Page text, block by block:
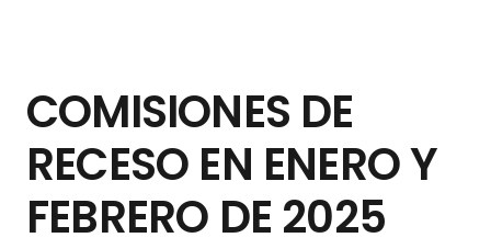
COMISIONES DE
RECESO EN ENERO Y
FEBRERO DE 2025